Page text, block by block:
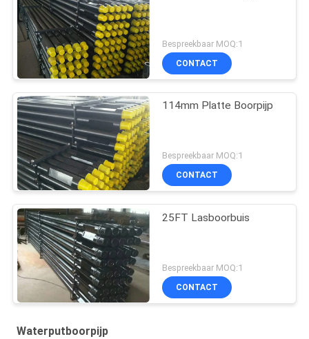
Bespreekbaar MOQ:1
CONTACT
114mm Platte Boorpijp
Bespreekbaar MOQ:1
CONTACT
25FT Lasboorbuis
Bespreekbaar MOQ:1
CONTACT
Waterputboorpijp